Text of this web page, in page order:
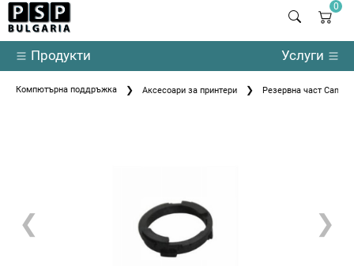
0
Продукти Услуги
Компютърна поддръжка Аксесоари за принтери Резервна част Canon
❮ ❯